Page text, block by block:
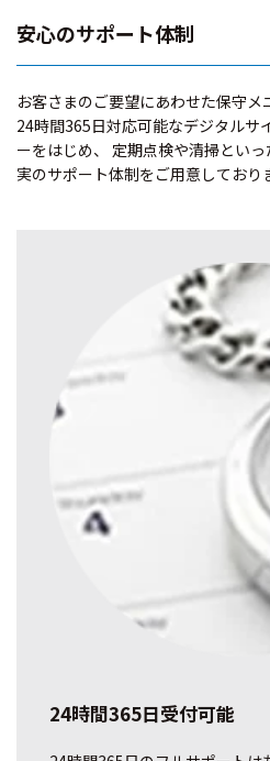
安心のサポート体制
お客さまのご要望にあわせた保守メ
24時間365日対応可能なデジタルサ
ーをはじめ、 定期点検や清掃とい
実のサポート体制をご用意しており
24時間365日受付可能